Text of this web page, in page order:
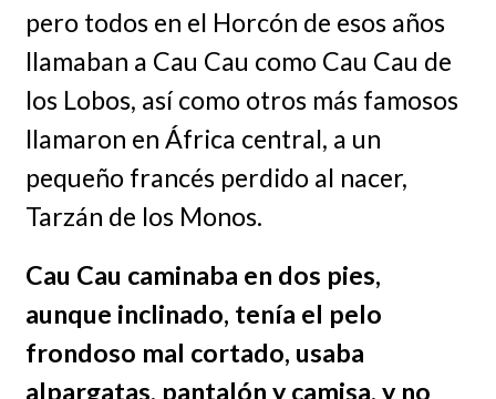
pero todos en el Horcón de esos años
llamaban a Cau Cau como Cau Cau de
los Lobos, así como otros más famosos
llamaron en África central, a un
pequeño francés perdido al nacer,
Tarzán de los Monos.
Cau Cau caminaba en dos pies,
aunque inclinado, tenía el pelo
frondoso mal cortado, usaba
alpargatas, pantalón y camisa, y no